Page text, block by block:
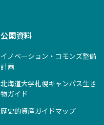
公開資料
イノベーション・コモンズ整備
計画
北海道大学札幌キャンパス生き
物ガイド
歴史的資産ガイドマップ